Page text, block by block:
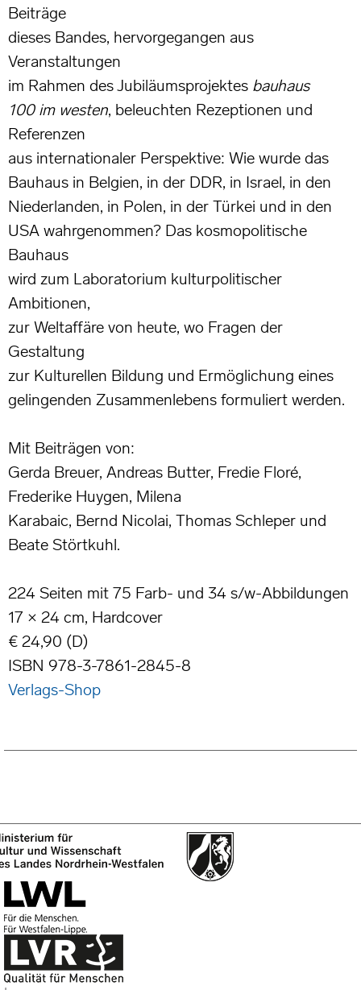
Beiträge
dieses Bandes, hervorgegangen aus
Veranstaltungen
im Rahmen des Jubiläumsprojektes bauhaus
100 im westen, beleuchten Rezeptionen und
Referenzen
aus internationaler Perspektive: Wie wurde das
Bauhaus in Belgien, in der DDR, in Israel, in den
Niederlanden, in Polen, in der Türkei und in den
USA wahrgenommen? Das kosmopolitische
Bauhaus
wird zum Laboratorium kulturpolitischer
Ambitionen,
zur Weltaffäre von heute, wo Fragen der
Gestaltung
zur Kulturellen Bildung und Ermöglichung eines
gelingenden Zusammenlebens formuliert werden.
Mit Beiträgen von:
Gerda Breuer, Andreas Butter, Fredie Floré,
Frederike Huygen, Milena
Karabaic, Bernd Nicolai, Thomas Schleper und
Beate Störtkuhl.
224 Seiten mit 75 Farb- und 34 s/w-Abbildungen
17 × 24 cm, Hardcover
€ 24,90 (D)
ISBN 978-3-7861-2845-8
Verlags-Shop